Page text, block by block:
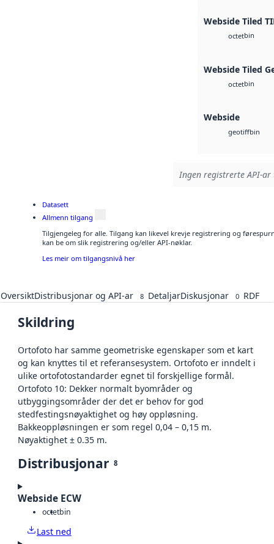
Webside Tiled
octetbin
Webside Tiled
octetbin
Webside
geotiffbin
Ingen registrerte API-
Datasett
Allmenn tilgang
Tilgjengeleg for alle. Tilgang kan likevel krevje registrering og
kan be om slik registrering og/eller API-nøklar.
Les meir om tilgangsnivå her
OversiktDistribusjonar og API-ar 8 DetaljarDiskusjonar 0 RDF
Skildring
Ortofoto har samme geometriske egenskaper som et kart
og kan knyttes til et referansesystem. Ortofoto er inndelt i
ulike ortofotostandarder egnet til forskjellige formål.
Ortofoto 10: Dekker normalt byområder og
utbyggingsområder der det er behov for god
stedfestingsnøyaktighet og høy oppløsning.
Bakkeoppløsningen er som regel 0,04 – 0,15 m.
Nøyaktighet ± 0.35 m.
Distribusjonar 8
Webside ECW
octetbin
Last ned